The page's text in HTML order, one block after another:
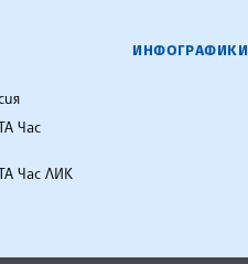
Час
Час ЛИК
ИНФОГРАФИКИ